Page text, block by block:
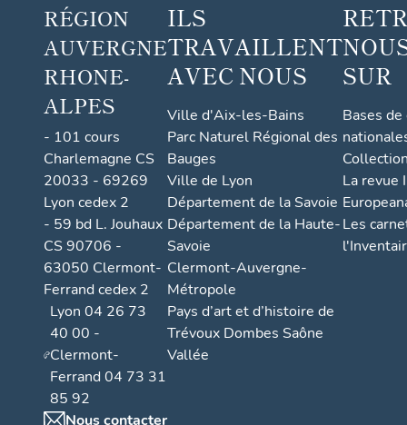
RÉGION
AUVERGNE
RHONE-
ALPES
- 101 cours
Charlemagne CS
20033 - 69269
Lyon cedex 2
- 59 bd L. Jouhaux
CS 90706 -
63050 Clermont-
Ferrand cedex 2
Lyon 04 26 73
40 00 -
Clermont-
Ferrand 04 73 31
85 92
Nous contacter
ILS
TRAVAILLENT
AVEC NOUS
Ville d'Aix-les-Bains
Parc Naturel Régional des
Bauges
Ville de Lyon
Département de la Savoie
Département de la Haute-
Savoie
Clermont-Auvergne-
Métropole
Pays d’art et d’histoire de
Trévoux Dombes Saône
Vallée
SUR
Bases
La revue
Les